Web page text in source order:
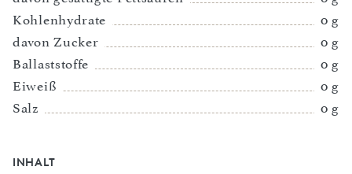
Kohlenhydrate
0 g
davon Zucker
0 g
Ballaststoffe
0 g
Eiweiß
0 g
Salz
0 g
INHALT